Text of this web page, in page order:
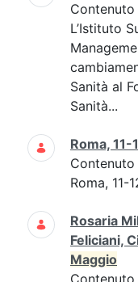
Contenuto
L’Istituto
Sanità al
Sanità...
Roma, 11-
Contenuto
Roma, 11-
Rosaria
Feliciani,
Maggio
Contenuto